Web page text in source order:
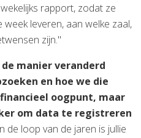
rapport, zodat ze
leveren, aan welke zaal,
zijn."
manier veranderd
en hoe we die
oogpunt, maar
om data te registreren
de loop van de jaren is jullie